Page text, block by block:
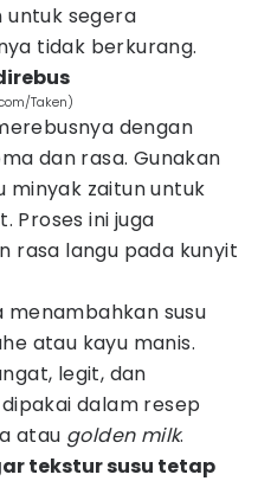
untuk segera
tidak berkurang.
Taken)
dengan
dan rasa. Gunakan
minyak zaitun untuk
Proses ini juga
rasa langu pada kunyit
menambahkan susu
atau kayu manis.
legit, dan
dalam resep
atau golden milk.
tekstur susu tetap